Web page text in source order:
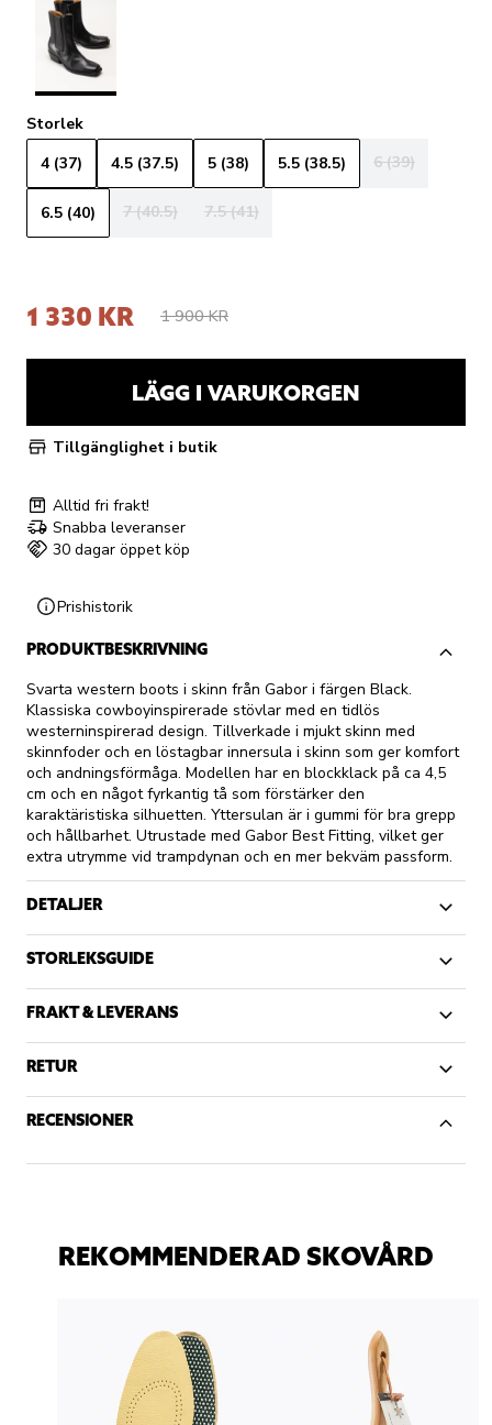
Storlek
4 (37)
4.5 (37.5) 5 (38) 5.5 (38.5) 6 (39)
6.5 (40) 7 (40.5) 7.5 (41)
1 330 KR 1 900 KR
LÄGG I VARUKORGEN
Tillgänglighet i butik
Alltid fri frakt!
Snabba leveranser
30 dagar öppet köp
Prishistorik
PRODUKTBESKRIVNING
Svarta western boots i skinn från Gabor i färgen Black.
Klassiska cowboyinspirerade stövlar med en tidlös
westerninspirerad design. Tillverkade i mjukt skinn med
skinnfoder och en löstagbar innersula i skinn som ger komfort
och andningsförmåga. Modellen har en blockklack på ca 4,5
cm och en något fyrkantig tå som förstärker den
karaktäristiska silhuetten. Yttersulan är i gummi för bra grepp
och hållbarhet. Utrustade med Gabor Best Fitting, vilket ger
extra utrymme vid trampdynan och en mer bekväm passform.
DETALJER
STORLEKSGUIDE
FRAKT & LEVERANS
RETUR
RECENSIONER
REKOMMENDERAD SKOVÅRD